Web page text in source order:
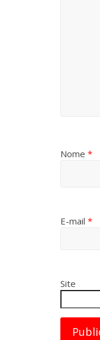
Nome *
E-mail *
Site